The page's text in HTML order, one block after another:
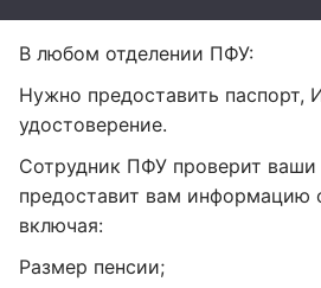
В любом отделении ПФУ:
Нужно предоставить паспорт,
удостоверение.
Сотрудник ПФУ проверит ваши
предоставит вам информацию
включая:
Размер пенсии;